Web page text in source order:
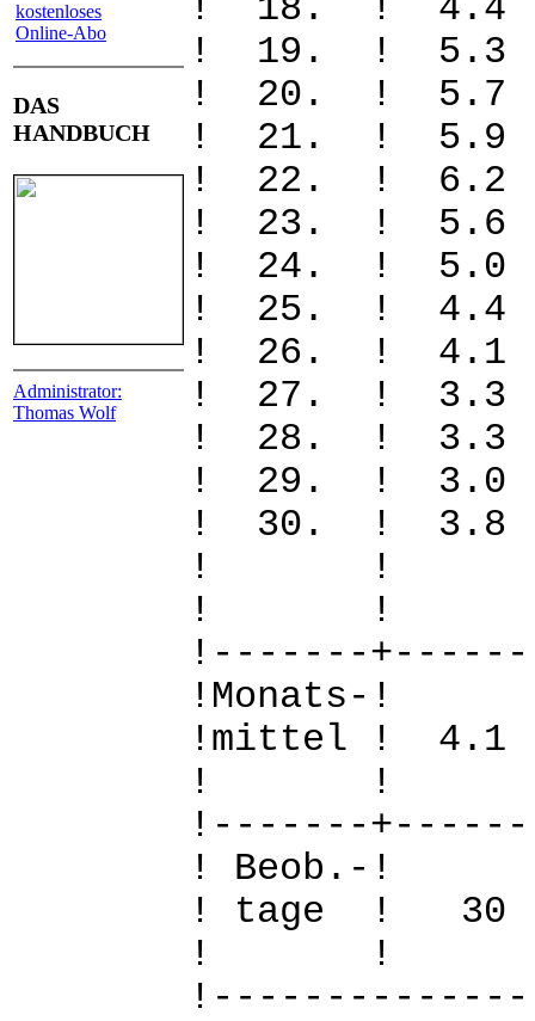
kostenloses
Online-Abo
DAS
HANDBUCH
Administrator:
Thomas Wolf
! 18. !
! 19. ! 5.3
! 20. ! 5.7
! 21. ! 5.9
! 22. ! 6.2
! 23. ! 5.6
! 24. ! 5.0
! 25. ! 4.4
! 26. ! 4.1
! 27. ! 3.3
! 28. !
! 29. !
! 30. !
!
!
!-------
!mittel ! 4.1
!
!-------
!
! tage !
!